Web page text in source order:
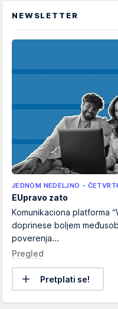
NEWSLETTER
JEDNOM NEDELJNO -
EUpravo zato
Komunikaciona platforma
doprinese boljem
poverenja...
Pregled
Pretplati se!